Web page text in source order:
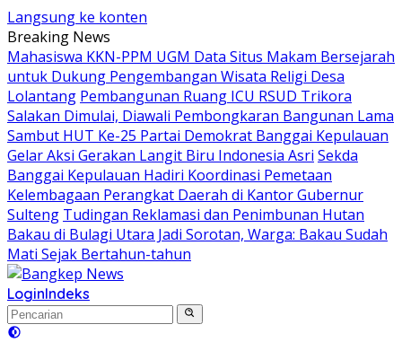
Langsung ke konten
Breaking News
Mahasiswa KKN-PPM UGM Data Situs Makam Bersejarah
untuk Dukung Pengembangan Wisata Religi Desa
Lolantang Pembangunan Ruang ICU RSUD Trikora
Salakan Dimulai, Diawali Pembongkaran Bangunan Lama
Sambut HUT Ke-25 Partai Demokrat Banggai Kepulauan
Gelar Aksi Gerakan Langit Biru Indonesia Asri Sekda
Banggai Kepulauan Hadiri Koordinasi Pemetaan
Kelembagaan Perangkat Daerah di Kantor Gubernur
Sulteng Tudingan Reklamasi dan Penimbunan Hutan
Bakau di Bulagi Utara Jadi Sorotan, Warga: Bakau Sudah
Mati Sejak Bertahun-tahun
LoginIndeks